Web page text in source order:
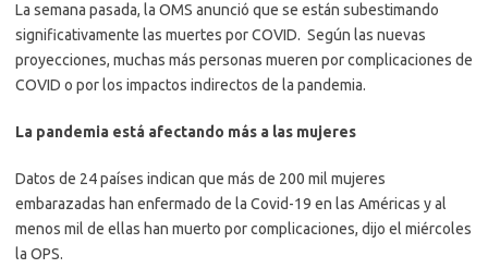
La semana pasada, la OMS anunció que se están subestimando
significativamente las muertes por COVID. Según las nuevas
proyecciones, muchas más personas mueren por complicaciones de
COVID o por los impactos indirectos de la pandemia.
La pandemia está afectando más a las mujeres
Datos de 24 países indican que más de 200 mil mujeres
embarazadas han enfermado de la Covid-19 en las Américas y al
menos mil de ellas han muerto por complicaciones, dijo el miércoles
la OPS.